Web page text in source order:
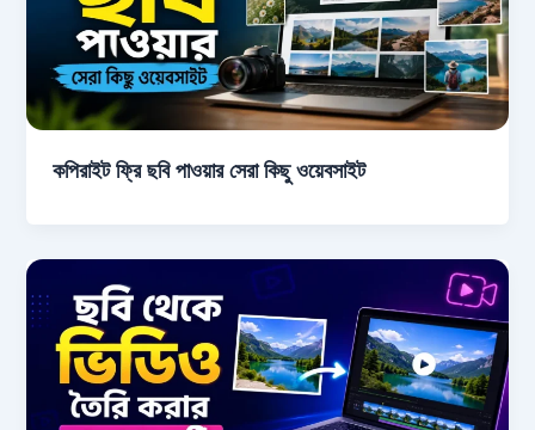
কপিরাইট ফ্রি ছবি পাওয়ার সেরা কিছু ওয়েবসাইট